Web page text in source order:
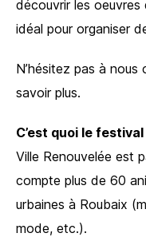
découvrir les
idéal pour organiser
N’hésitez pas à
savoir plus.
C’est quoi le festival
Ville Renouvelée est
compte plus de 60
urbaines à Roubaix
mode, etc.).